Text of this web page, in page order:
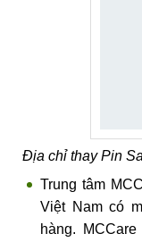
Địa chỉ thay Pin
Trung tâm
Việt Nam có
hàng.